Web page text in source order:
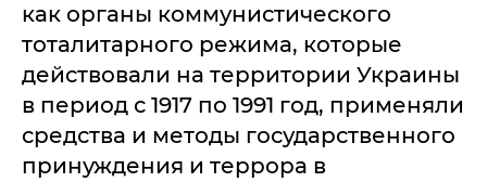
как органы коммунистического
тоталитарного режима, которые
действовали на территории Украины
в период с 1917 по 1991 год, применяли
средства и методы государственного
принуждения и террора в